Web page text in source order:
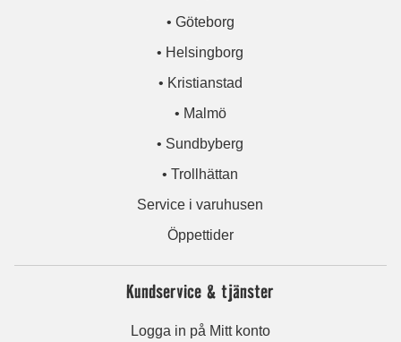
• Göteborg
• Helsingborg
• Kristianstad
• Malmö
• Sundbyberg
• Trollhättan
Service i varuhusen
Öppettider
Kundservice & tjänster
Logga in på Mitt konto